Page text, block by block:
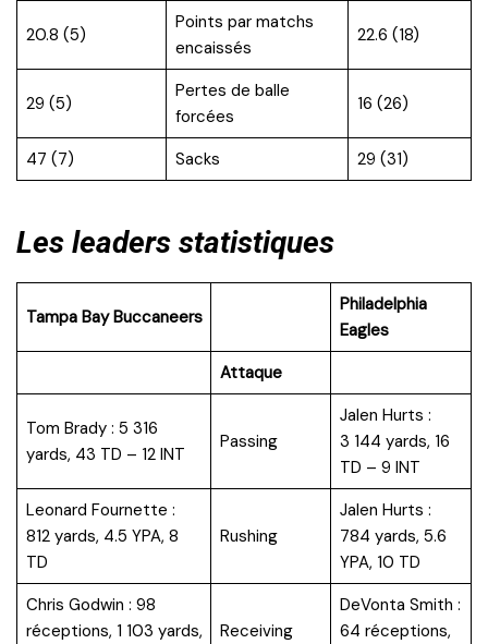
20.8 (5)
Points par matchs
encaissés
22.6 (18)
29 (5)
Pertes de balle
forcées
16 (26)
47 (7) Sacks 29 (31)
Les leaders statistiques
Tampa Bay Buccaneers
Philadelphia
Eagles
Attaque
Tom Brady : 5 316
yards, 43 TD – 12 INT
Passing
Jalen Hurts :
3 144 yards, 16
TD – 9 INT
Leonard Fournette :
812 yards, 4.5 YPA, 8
TD
Rushing
Jalen Hurts :
784 yards, 5.6
YPA, 10 TD
Chris Godwin : 98
réceptions, 1 103 yards,
Receiving
DeVonta Smith :
64 réceptions,